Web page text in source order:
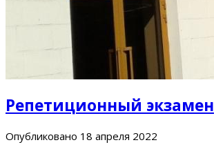
Репетиционный экзамен
Опубликовано 18 апреля 2022